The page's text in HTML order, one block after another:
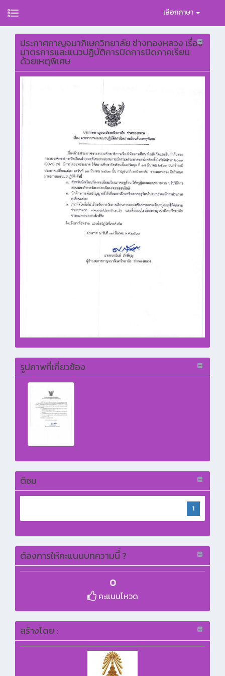
เลือกภาษา
ประกาศกาญจนาภิเษกวิทยาลัย ช่างทองหลวง เรื่อง
มาตรการและแนวปฏิบัติการปิดการปิดภาคเรียน
ด้วยเหตุพิเศษ
รูปภาพที่เกี่ยวข้อง
ติชม
1
ต้องการให้คะแนนบทความนี้่ ?
0
คะแนนโหวด
สร้างโดย :